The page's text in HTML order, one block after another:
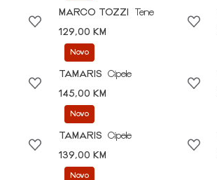
MARCO TOZZI
Tene
129,00 KM
Novo
TAMARIS
Cipele
145,00 KM
Novo
TAMARIS
Cipele
139,00 KM
Novo